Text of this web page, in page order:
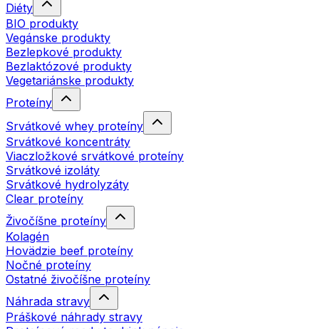
Diéty
BIO produkty
Vegánske produkty
Bezlepkové produkty
Bezlaktózové produkty
Vegetariánske produkty
Proteíny
Srvátkové whey proteíny
Srvátkové koncentráty
Viaczložkové srvátkové proteíny
Srvátkové izoláty
Srvátkové hydrolyzáty
Clear proteíny
Živočíšne proteíny
Kolagén
Hovädzie beef proteíny
Nočné proteíny
Ostatné živočíšne proteíny
Náhrada stravy
Práškové náhrady stravy